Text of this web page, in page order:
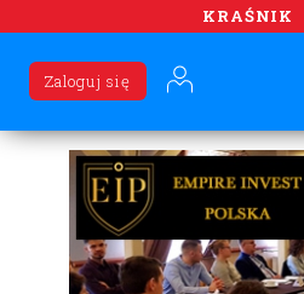
KRAŚNIK
Zaloguj się